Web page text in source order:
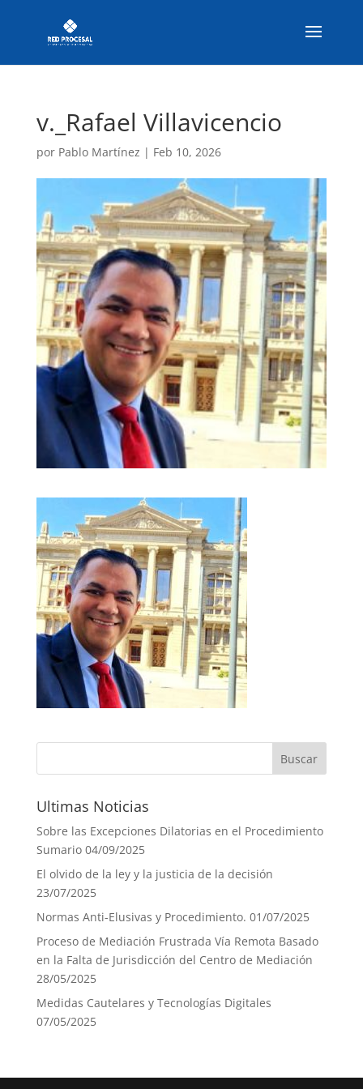
v._Rafael Villavicencio
por Pablo Martínez | Feb 10, 2026
Ultimas Noticias
Sobre las Excepciones Dilatorias en el Procedimiento
Sumario 04/09/2025
El olvido de la ley y la justicia de la decisión
23/07/2025
Normas Anti-Elusivas y Procedimiento. 01/07/2025
Proceso de Mediación Frustrada Vía Remota Basado
en la Falta de Jurisdicción del Centro de Mediación
28/05/2025
Medidas Cautelares y Tecnologías Digitales
07/05/2025